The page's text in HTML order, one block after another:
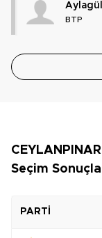
BTP
Seçim
PARTİ